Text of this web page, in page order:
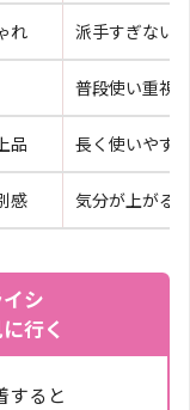
れ 派手すぎない
普段使い重視
品 長く使いやす
感 気分が上がる
シ
行く
すると